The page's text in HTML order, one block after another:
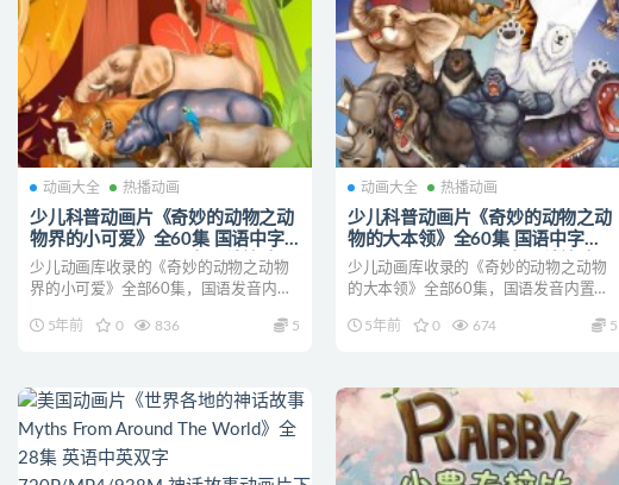
动画大全 热播动画
少儿科普动画片《奇妙的动物之动
物界的小可爱》全60集 国语中字
1080P/MP4/6.16G 少儿科普动画
片下载
少儿动画库收录的《奇妙的动物之动物
界的小可爱》全部60集，国语发音内置
5年前
0 836 5
动画大全 热播动画
少儿科普动画片《奇妙的动物之动
物的大本领》全60集 国语中字
1080P/MP4/6.67G 少儿科普动画
片下载
少儿动画库收录的《奇妙的动物之动物
的大本领》全部60集，国语发音内置无
5年前
0 674 5